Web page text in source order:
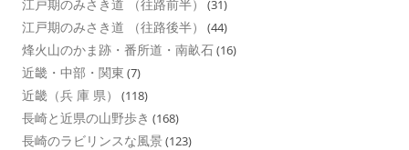
江戸期のみさき道 （往路前半） (31)
江戸期のみさき道 （往路後半） (44)
烽火山のかま跡・番所道・南畝石(16)
近畿・中部・関東 (7)
近畿（兵 庫 県） (118)
長崎と近県の山野歩き (168)
長崎のラビリンスな風景 (123)